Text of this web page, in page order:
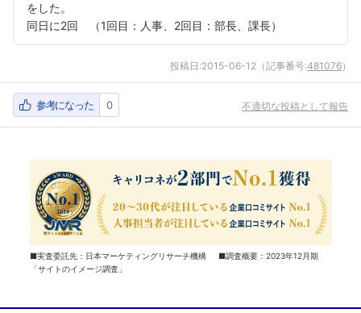
をした。
同日に2回 （1回目：人事、2回目：部長、課長）
投稿日:2015-06-12 （記事番号:481076）
参考になった 0 不適切な投稿として報告
■実査委託先：日本マーケティングリサーチ機構 ■調査概要：2023年12月期
「サイトのイメージ調査」